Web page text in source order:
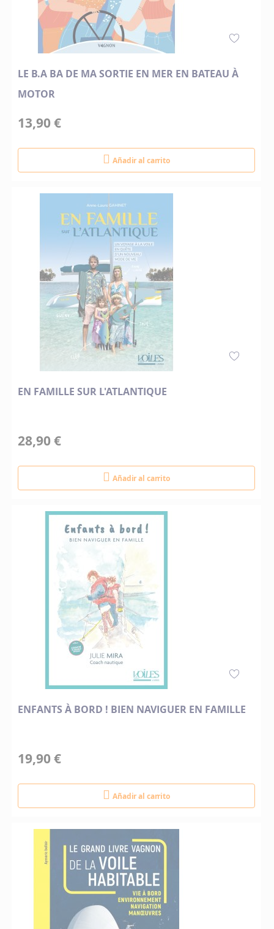
LE B.A BA DE MA SORTIE EN MER EN BATEAU À
MOTOR
13,90 €
Añadir al carrito
EN FAMILLE SUR L'ATLANTIQUE
28,90 €
Añadir al carrito
ENFANTS À BORD ! BIEN NAVIGUER EN FAMILLE
19,90 €
Añadir al carrito